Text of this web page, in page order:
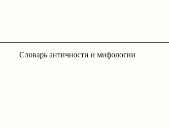
Словарь античности и мифологии